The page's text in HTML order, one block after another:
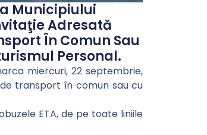
Municipiului
Adresată
În Comun Sau
Personal.
miercuri, 22 septembrie,
transport în comun sau cu
ETA, de pe toate liniile